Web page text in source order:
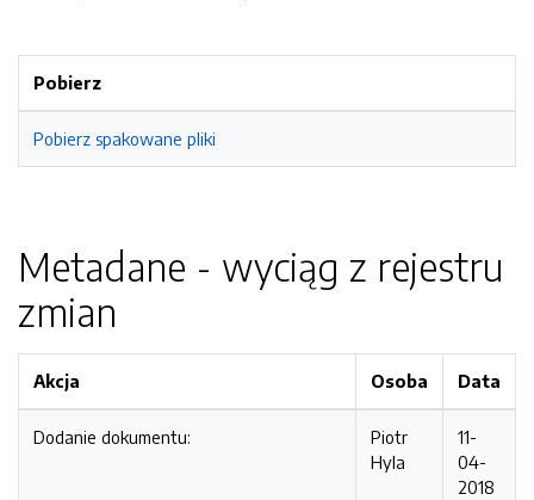
Pobierz
Pobierz spakowane pliki
Metadane - wyciąg z rejestru
zmian
Akcja Osoba Data
Dodanie dokumentu:
Piotr
Hyla
11-
04-
2018